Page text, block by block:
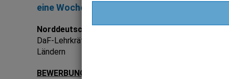
eine Woche Norddeutschland
Norddeutschland-Studienreise
DaF-Lehrkräften aus verschiedenen
Ländern
BEWERBUNGEN